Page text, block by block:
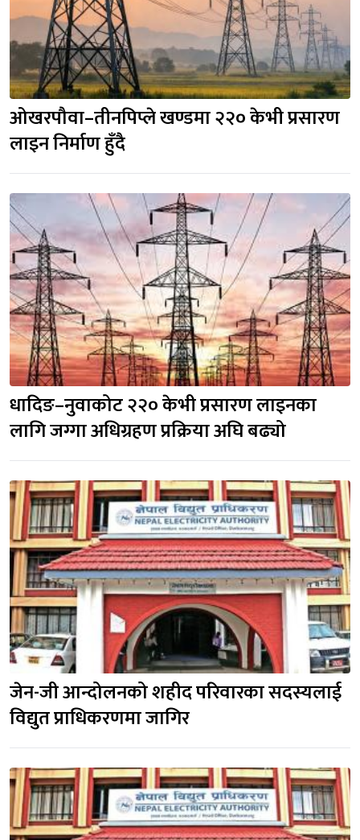
ओखरपौवा–तीनपिप्ले खण्डमा २२० केभी प्रसारण
लाइन निर्माण हुँदै
धादिङ–नुवाकोट २२० केभी प्रसारण लाइनका
लागि जग्गा अधिग्रहण प्रक्रिया अघि बढ्यो
जेन-जी आन्दोलनको शहीद परिवारका सदस्यलाई
विद्युत प्राधिकरणमा जागिर